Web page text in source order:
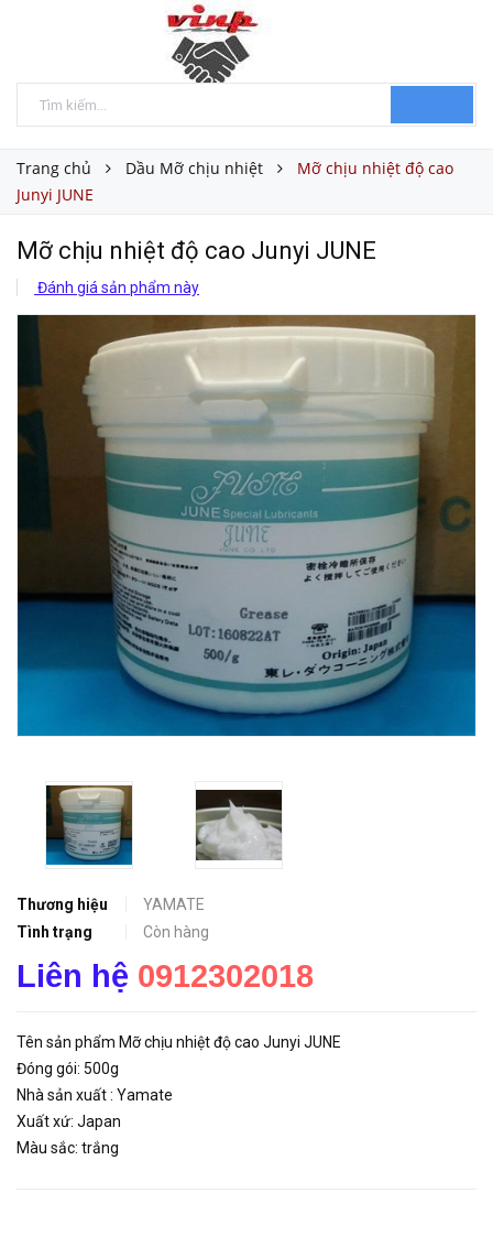
Trang chủ Dầu Mỡ chịu nhiệt
Mỡ chịu nhiệt độ cao
Junyi JUNE
Mỡ chịu nhiệt độ cao Junyi JUNE
Đánh giá sản phẩm này
Thương hiệu
YAMATE
Tình trạng
Còn hàng
Liên hệ 0912302018
Tên sản phẩm Mỡ chịu nhiệt độ cao Junyi JUNE
Đóng gói: 500g
Nhà sản xuất : Yamate
Xuất xứ: Japan
Màu sắc: trắng